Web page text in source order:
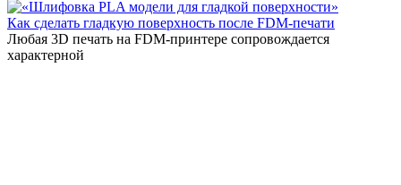
Как сделать гладкую поверхность после FDM-печати
Любая 3D печать на FDM-принтере сопровождается
характерной